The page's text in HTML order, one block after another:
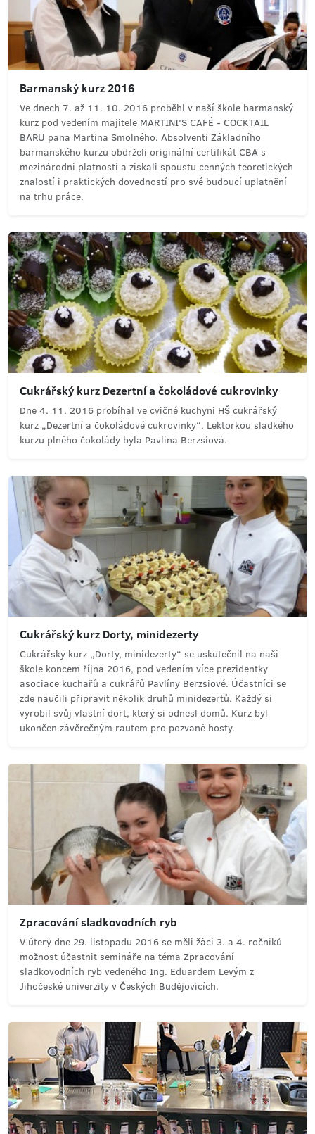
Barmanský kurz 2016
Ve dnech 7. až 11. 10. 2016 proběhl v naší škole barmanský
kurz pod vedením majitele MARTINI'S CAFÉ - COCKTAIL
BARU pana Martina Smolného. Absolventi Základního
barmanského kurzu obdrželi originální certifikát CBA s
mezinárodní platností a získali spoustu cenných teoretických
znalostí i praktických dovedností pro své budoucí uplatnění
na trhu práce.
Cukrářský kurz Dezertní a čokoládové cukrovinky
Dne 4. 11. 2016 probíhal ve cvičné kuchyni HŠ cukrářský
kurz „Dezertní a čokoládové cukrovinky“. Lektorkou sladkého
kurzu plného čokolády byla Pavlína Berzsiová.
Cukrářský kurz Dorty, minidezerty
Cukrářský kurz „Dorty, minidezerty“ se uskutečnil na naší
škole koncem října 2016, pod vedením více prezidentky
asociace kuchařů a cukrářů Pavlíny Berzsiové. Účastníci se
zde naučili připravit několik druhů minidezertů. Každý si
vyrobil svůj vlastní dort, který si odnesl domů. Kurz byl
ukončen závěrečným rautem pro pozvané hosty.
Zpracování sladkovodních ryb
V úterý dne 29. listopadu 2016 se měli žáci 3. a 4. ročníků
možnost účastnit semináře na téma Zpracování
sladkovodních ryb vedeného Ing. Eduardem Levým z
Jihočeské univerzity v Českých Budějovicích.